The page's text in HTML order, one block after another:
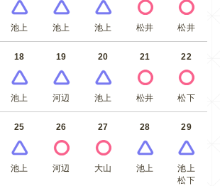
池上 池上 池上 松井 松井
18
池上
19
河辺
20
池上
21
松井
22
松下
25
池上
26
河辺
27
大山
28
池上
29
池上
松下